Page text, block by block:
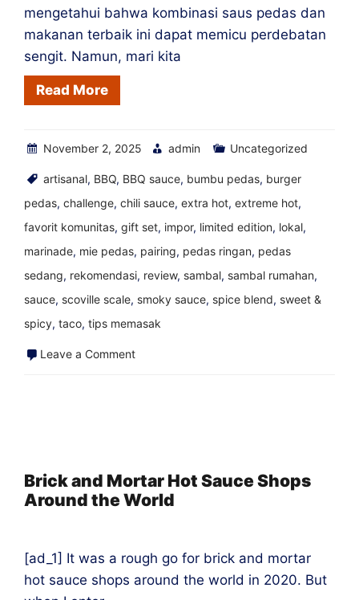
mengetahui bahwa kombinasi saus pedas dan
makanan terbaik ini dapat memicu perdebatan
sengit. Namun, mari kita
Read More
November 2, 2025 admin Uncategorized
artisanal, BBQ, BBQ sauce, bumbu pedas, burger
pedas, challenge, chili sauce, extra hot, extreme hot,
favorit komunitas, gift set, impor, limited edition, lokal,
marinade, mie pedas, pairing, pedas ringan, pedas
sedang, rekomendasi, review, sambal, sambal rumahan,
sauce, scoville scale, smoky sauce, spice blend, sweet &
spicy, taco, tips memasak
Leave a Commenton
Makanan
Terbaik
Brick and Mortar Hot Sauce Shops
Around the World
[ad_1] It was a rough go for brick and mortar
hot sauce shops around the world in 2020. But